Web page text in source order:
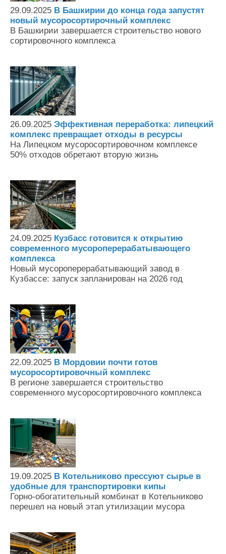
29.09.2025 В Башкирии до конца года запустят
новый мусоросортирочный комплекс
В Башкирии завершается строительство нового
сортировочного комплекса
26.09.2025 Эффективная переработка: липецкий
комплекс превращает отходы в ресурсы
На Липецком мусоросортировочном комплексе
50% отходов обретают вторую жизнь
24.09.2025 Кузбасс готовится к открытию
современного мусороперерабатывающего
комплекса
Новый мусороперерабатывающий завод в
Кузбассе: запуск запланирован на 2026 год
22.09.2025 В Мордовии почти готов
мусоросортировочный комплекс
В регионе завершается строительство
современного мусоросортировочного комплекса
19.09.2025 В Котельниково прессуют сырье в
удобные для транспортировки кипы
Горно-обогатительный комбинат в Котельниково
перешел на новый этап утилизации мусора